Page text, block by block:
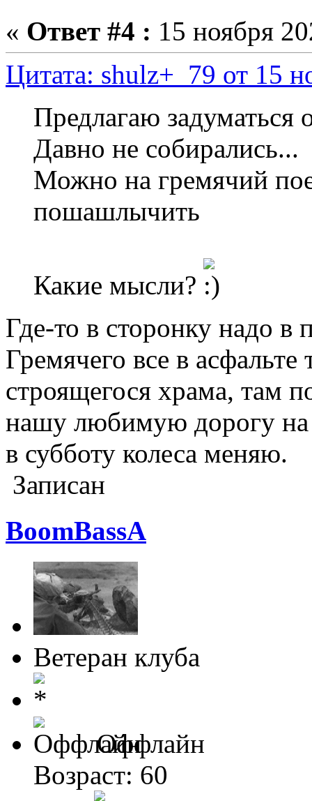
« Ответ #4 : 15 ноября
Цитата: shulz+_79 от 15
Предлагаю задуматься
Давно не собирались...
Можно на гремячий
пошашлычить
Какие мысли?
Где-то в сторонку надо в
Гремячего все в
строящегося храма, там
нашу любимую дорогу
в субботу колеса меняю.
Записан
BoomBassA
Ветеран клуба
Оффлайн
Возраст: 60